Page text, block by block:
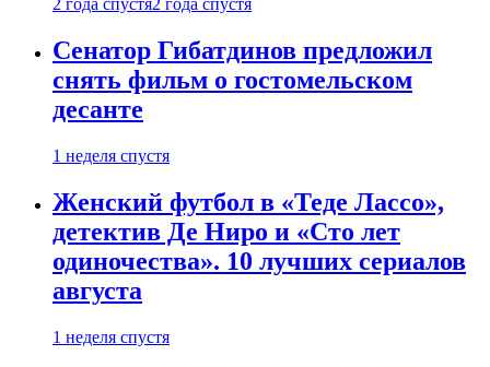
2 года спустя2 года спустя
Сенатор Гибатдинов предложил
снять фильм о гостомельском
десанте
1 неделя спустя
Женский футбол в «Теде Лассо»,
детектив Де Ниро и «Сто лет
одиночества». 10 лучших сериалов
августа
1 неделя спустя